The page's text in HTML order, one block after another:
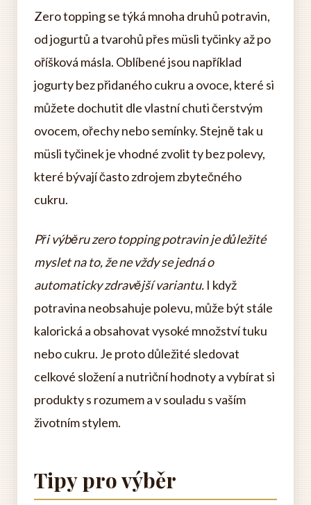
Zero topping se týká mnoha druhů potravin,
od jogurtů a tvarohů přes müsli tyčinky až po
oříšková másla. Oblíbené jsou například
jogurty bez přidaného cukru a ovoce, které si
můžete dochutit dle vlastní chuti čerstvým
ovocem, ořechy nebo semínky. Stejně tak u
müsli tyčinek je vhodné zvolit ty bez polevy,
které bývají často zdrojem zbytečného
cukru.
Při výběru zero topping potravin je důležité
myslet na to, že ne vždy se jedná o
automaticky zdravější variantu. I když
potravina neobsahuje polevu, může být stále
kalorická a obsahovat vysoké množství tuku
nebo cukru. Je proto důležité sledovat
celkové složení a nutriční hodnoty a vybírat si
produkty s rozumem a v souladu s vaším
životním stylem.
Tipy pro výběr